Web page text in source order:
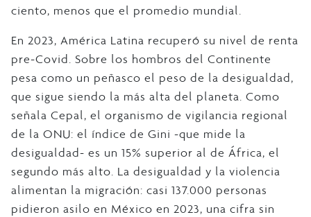
ciento, menos que el promedio mundial.
En 2023, América Latina recuperó su nivel de renta
pre-Covid. Sobre los hombros del Continente
pesa como un peñasco el peso de la desigualdad,
que sigue siendo la más alta del planeta. Como
señala Cepal, el organismo de vigilancia regional
de la ONU: el índice de Gini -que mide la
desigualdad- es un 15% superior al de África, el
segundo más alto. La desigualdad y la violencia
alimentan la migración: casi 137.000 personas
pidieron asilo en México en 2023, una cifra sin